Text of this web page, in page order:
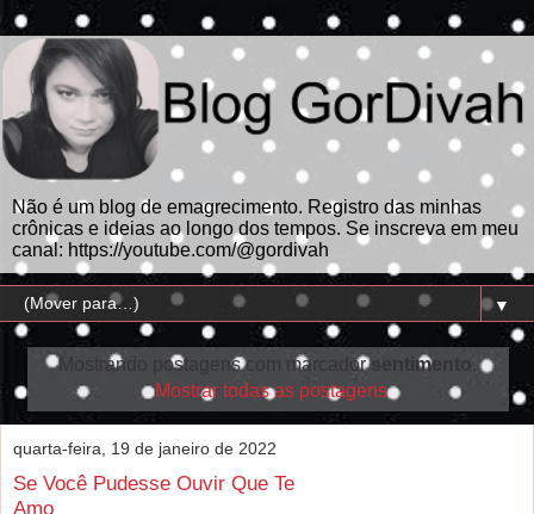
Não é um blog de emagrecimento. Registro das minhas
crônicas e ideias ao longo dos tempos. Se inscreva em meu
canal: https://youtube.com/@gordivah
▼
Mostrando postagens com marcadorsentimento.
Mostrar todas as postagens
quarta-feira, 19 de janeiro de 2022
Se Você Pudesse Ouvir Que Te
Amo